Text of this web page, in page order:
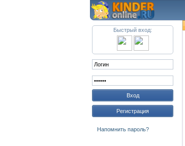
Быстрый вход:
Вход
Регистрация
Напомнить пароль?